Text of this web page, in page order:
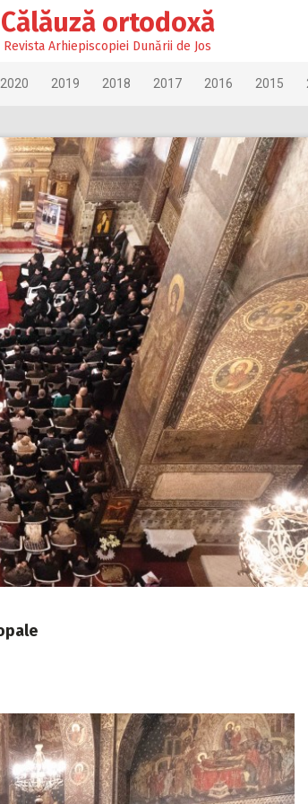
Călăuză ortodoxă
Revista Arhiepiscopiei Dunării de Jos
2020 2019 2018 2017 2016 2015